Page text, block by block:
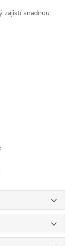
zajistí snadnou